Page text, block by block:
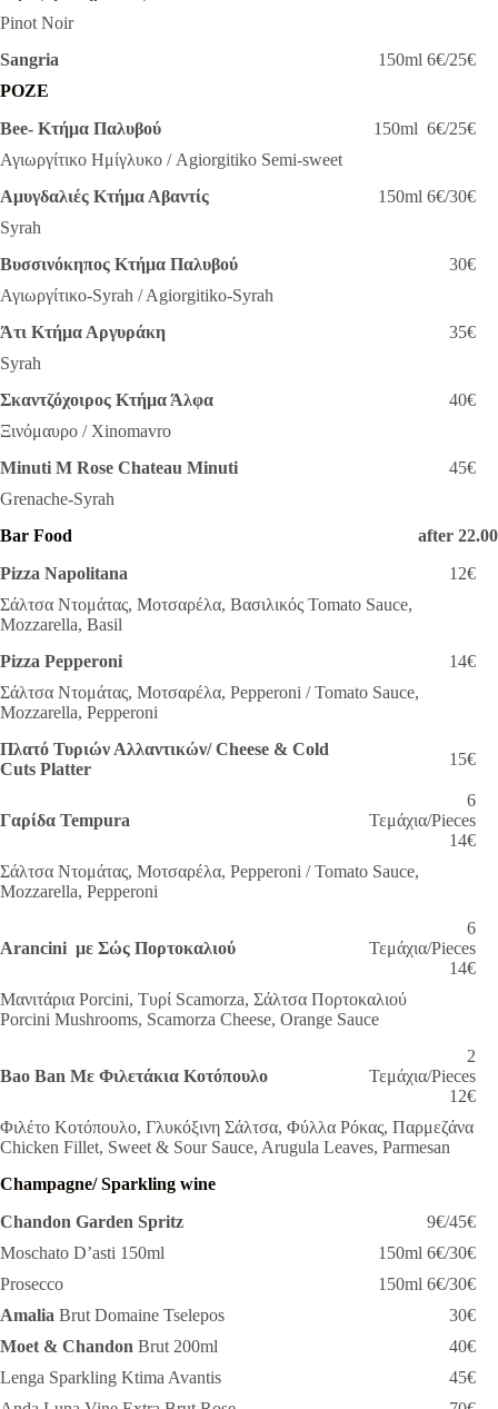
Pinot Noir
Sangria
150ml 6€/25€
POZE
Bee- Κτήμα Παλυβού
150ml 6€/25€
Αγιωργίτικο Ημίγλυκο / Agiorgitiko Semi-sweet
Αμυγδαλιές Κτήμα Αβαντίς
150ml 6€/30€
Syrah
Βυσσινόκηπος Κτήμα Παλυβού
30€
Αγιωργίτικο-Syrah / Agiorgitiko-Syrah
Άτι Κτήμα Αργυράκη
35€
Syrah
Σκαντζόχοιρος Κτήμα Άλφα
40€
Ξινόμαυρο / Xinomavro
Minuti M Rose Chateau Minuti
45€
Grenache-Syrah
Bar Food
after 22.00
Pizza Napolitana
12€
Σάλτσα Ντομάτας, Μοτσαρέλα, Βασιλικός Tomato Sauce,
Mozzarella, Basil
Pizza Pepperoni
14€
Σάλτσα Ντομάτας, Μοτσαρέλα, Pepperoni / Tomato Sauce,
Mozzarella, Pepperoni
Πλατό Τυριών Αλλαντικών/ Cheese & Cold
Cuts Platter
15€
Γαρίδα Tempura
6
Τεμάχια/Pieces
14€
Σάλτσα Ντομάτας, Μοτσαρέλα, Pepperoni / Tomato Sauce,
Mozzarella, Pepperoni
Arancini με Σώς Πορτοκαλιού
6
Τεμάχια/Pieces
14€
Μανιτάρια Porcini, Τυρί Scamorza, Σάλτσα Πορτοκαλιού
Porcini Mushrooms, Scamorza Cheese, Orange Sauce
Bao Ban Με Φιλετάκια Κοτόπουλο
2
Τεμάχια/Pieces
12€
Φιλέτο Κοτόπουλο, Γλυκόξινη Σάλτσα, Φύλλα Ρόκας, Παρμεζάνα
Chicken Fillet, Sweet & Sour Sauce, Arugula Leaves, Parmesan
Champagne/ Sparkling wine
Chandon Garden Spritz
9€/45€
Moschato D’asti 150ml
150ml 6€/30€
Prosecco
150ml 6€/30€
Amalia Brut Domaine Tselepos
30€
Moet & Chandon Brut 200ml
40€
Lenga Sparkling Ktima Avantis
45€